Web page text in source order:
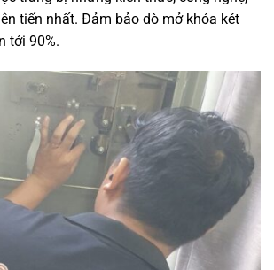
tiến nhất. Đảm bảo dò mở khóa két
tới 90%.